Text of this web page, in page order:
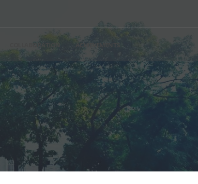
COLLABORATION ACHIEVEMENTS